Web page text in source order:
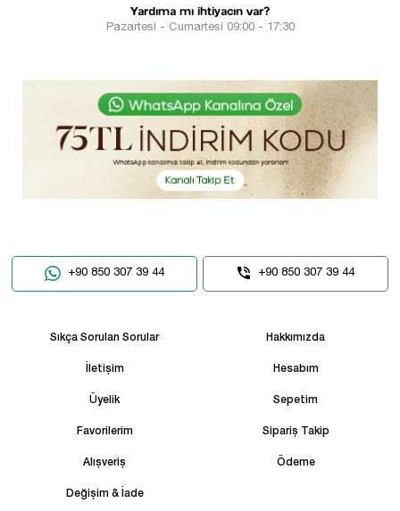
Yardıma mı ihtiyacın var?
Pazartesi - Cumartesi 09:00 - 17:30
+90 850 307 39 44 +90 850 307 39 44
Sıkça Sorulan Sorular Hakkımızda
İletişim Hesabım
Üyelik Sepetim
Favorilerim Sipariş Takip
Alışveriş Ödeme
Değişim & İade